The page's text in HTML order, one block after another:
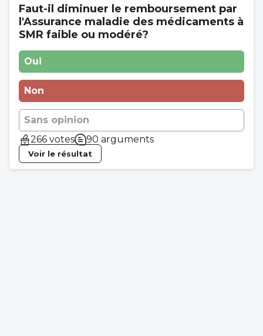
Faut-il diminuer le remboursement par
l'Assurance maladie des médicaments à
SMR faible ou modéré?
Oui
Non
Sans opinion
266 votes
90 arguments
Voir le résultat